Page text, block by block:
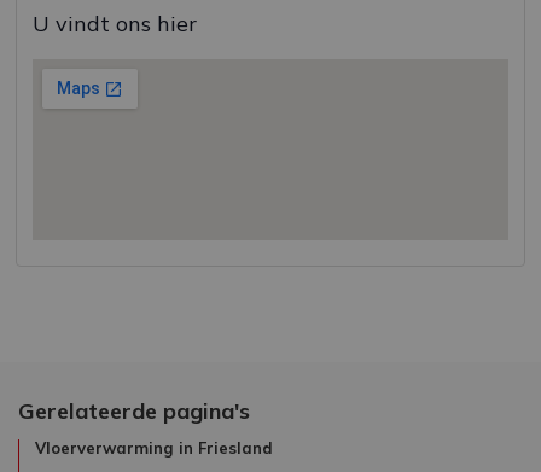
U vindt ons hier
Gerelateerde pagina's
Vloerverwarming in Friesland